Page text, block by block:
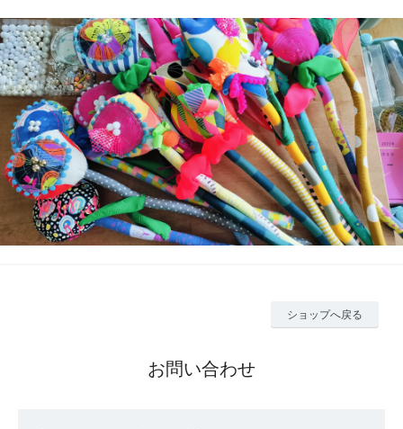
ショップへ戻る
お問い合わせ